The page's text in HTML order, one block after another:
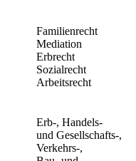
Familienrecht
Mediation
Erbrecht
Sozialrecht
Arbeitsrecht
Erb-, Handels-
und Gesellschafts-,
Verkehrs-,